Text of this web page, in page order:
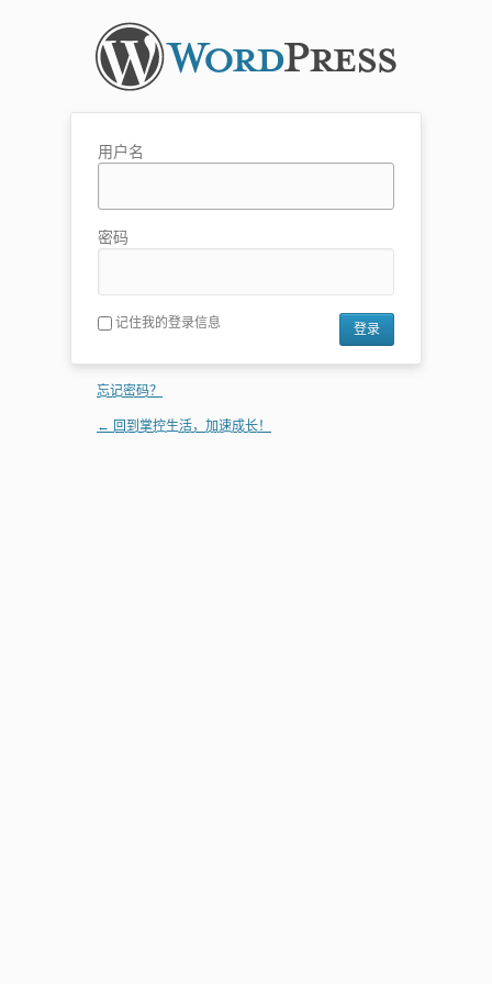
用户名
密码
记住我的登录信息
忘记密码？
← 回到掌控生活，加速成长！